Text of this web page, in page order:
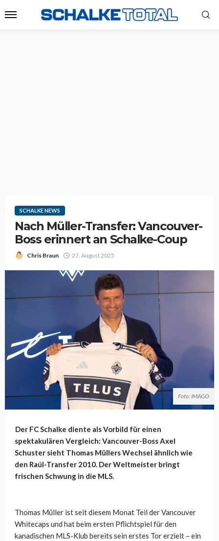
SCHALKE NEWS
Nach Müller-Transfer: Vancouver-
Boss erinnert an Schalke-Coup
Chris Braun 27. August 2025
Foto: IMAGO
Der FC Schalke diente als Vorbild für einen
spektakulären Vergleich: Vancouver-Boss Axel
Schuster sieht Thomas Müllers Wechsel ähnlich wie
den Raúl-Transfer 2010. Der Weltmeister bringt
frischen Schwung in die MLS.
Thomas Müller ist seit diesem Monat Teil der Vancouver
Whitecaps und hat beim ersten Pflichtspiel für den
kanadischen MLS-Klub bereits sein erstes Tor erzielt – ein